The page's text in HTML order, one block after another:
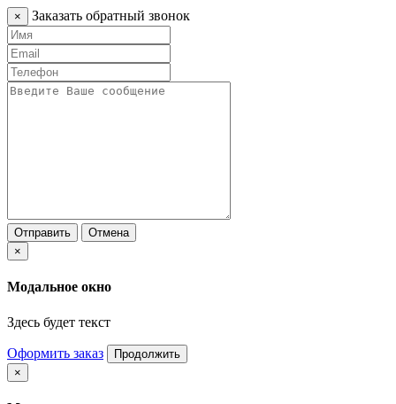
× Заказать обратный звонок
Отправить
Отмена
×
Модальное окно
Здесь будет текст
Оформить заказ
Продолжить
×